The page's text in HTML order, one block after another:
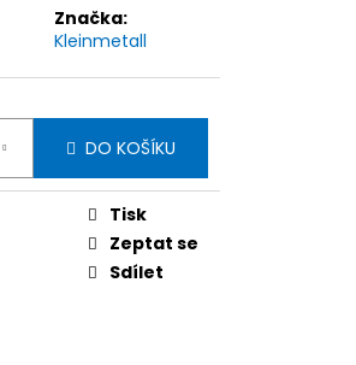
Značka:
Kleinmetall
DO KOŠÍKU
Tisk
Zeptat se
Sdílet